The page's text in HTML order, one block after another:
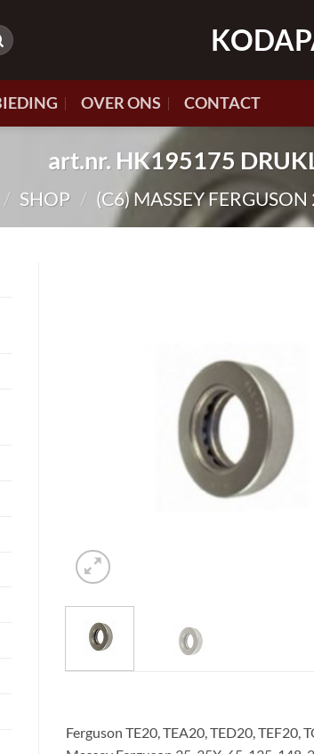
OVER ONS CONTACT
art.nr. HK195175
/ SHOP / (C6) MASSEY FERGUSON
Ferguson TE20, TEA20, TED20, TEF20,